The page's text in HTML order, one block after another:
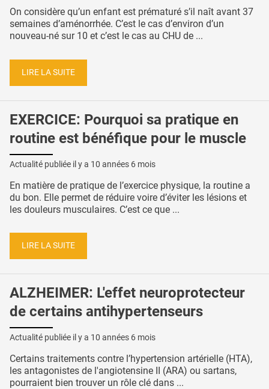
On considère qu’un enfant est prématuré s’il naît avant 37
semaines d’aménorrhée. C’est le cas d’environ d’un
nouveau-né sur 10 et c’est le cas au CHU de ...
LIRE LA SUITE
EXERCICE: Pourquoi sa pratique en
routine est bénéfique pour le muscle
Actualité publiée il y a 10 années 6 mois
En matière de pratique de l’exercice physique, la routine a
du bon. Elle permet de réduire voire d’éviter les lésions et
les douleurs musculaires. C’est ce que ...
LIRE LA SUITE
ALZHEIMER: L'effet neuroprotecteur
de certains antihypertenseurs
Actualité publiée il y a 10 années 6 mois
Certains traitements contre l’hypertension artérielle (HTA),
les antagonistes de l'angiotensine II (ARA) ou sartans,
pourraient bien trouver un rôle clé dans ...